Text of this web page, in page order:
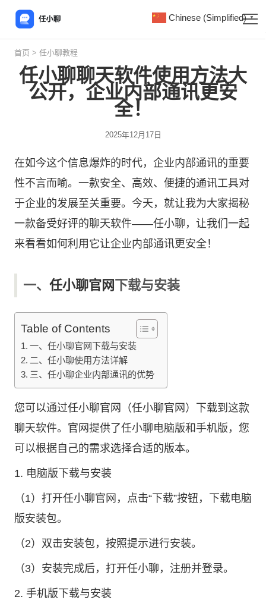
首页 > 任小聊教程
任小聊聊天软件使用方法大
公开，企业内部通讯更安
全！
2025年12月17日
在如今这个信息爆炸的时代，企业内部通讯的重要
性不言而喻。一款安全、高效、便捷的通讯工具对
于企业的发展至关重要。今天，就让我为大家揭秘
一款备受好评的聊天软件——任小聊 ，让我们一起
来看看如何利用它让企业内部通讯更安全！
一、 任小聊官网下载与安装
Table of Contents
一、任小聊官网下载与安装
二、任小聊使用方法详解
三、任小聊企业内部通讯的优势
您可以通过任小聊官网（任小聊官网）下载到这款
聊天软件。官网提供了任小聊电脑版和手机版，您
可以根据自己的需求选择合适的版本。
1. 电脑版下载与安装
（1）打开任小聊官网，点击“下载”按钮，下载电脑
版安装包。
（2）双击安装包，按照提示进行安装。
（3）安装完成后，打开任小聊，注册并登录。
2. 手机版下载与安装
Chinese (Simplified) ▼